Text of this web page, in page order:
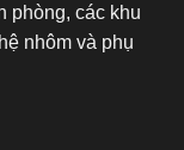
phòng, các khu
nhôm và phụ